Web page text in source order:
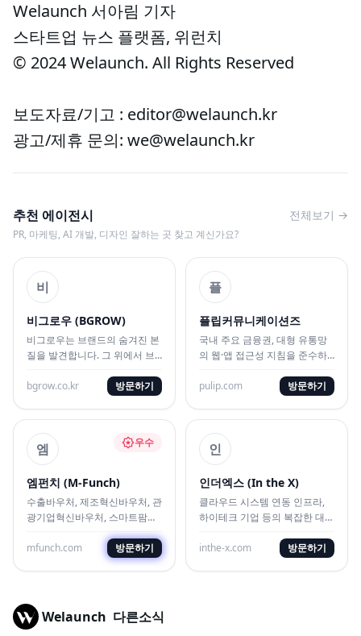
Welaunch 서아림 기자
스타트업 뉴스 플랫폼, 위런치
© 2024 Welaunch. All Rights Reserved
보도자료/기고 : editor@welaunch.kr
광고/제휴 문의: we@welaunch.kr
추천 에이전시
PR, 마케팅, AI 개발, 디자인 잘하는 곳 찾고 계신가요?
전체보기 →
비
비그로우 (BGROW)
비그로우는 브랜드의 숨겨진 본
질을 발견합니다. 그 위에서 브
니다
bgrow.co.kr 방문하기
플
플립커뮤니케이션즈
국내 주요 금융권, 대형 유통망
의 웹·앱 접근성 지침을 준수하
축 대행사
pulip.com 방문하기
엠 우수
엠펀치 (M-Funch)
수출바우처, 제조혁신바우처, 관
광기업혁신바우처, 스마트팜
ICT 바우처 전문 수행 기관으로
ICT 중심의 혁신 에이전시
mfunch.com 방문하기
인
인더엑스 (In the X)
클라우드 시스템 연동 인프라,
하이테크 기업 등의 복잡한 대시
직관적으로 풀어내는 대행사
inthe-x.com 방문하기
Welaunch 다른소식